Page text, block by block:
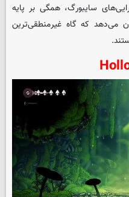
سایبورگ، همگی بر پایه
می‌دهد که گاه غیرمنطقی‌ترین